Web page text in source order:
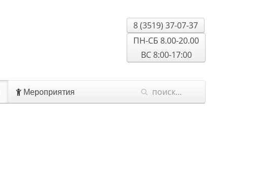
8 (3519) 37-07-37
ПН-СБ 8.00-20.00
ВС 8:00-17:00
Мероприятия